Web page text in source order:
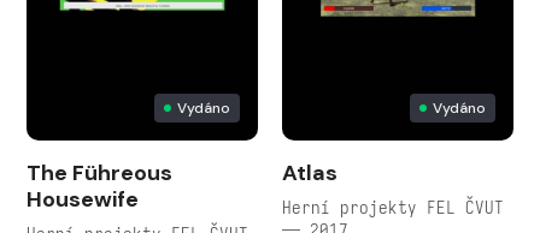
Vydáno
The Führeous
Housewife
Vydáno
Atlas
Herní projekty FEL ČVUT